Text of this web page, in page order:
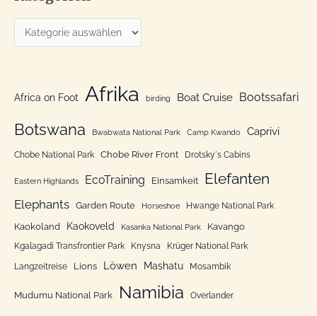
e
c
a
g
o
i
e
n
Africa on Foot Afrika birding Boat Cruise Bootssafari
Botswana Bwabwata National Park Camp Kwando Caprivi
Chobe National Park Chobe River Front Drotsky´s Cabins
Eastern Highlands EcoTraining Einsamkeit Elefanten
Elephants Garden Route Horseshoe Hwange National Park
Kaokoland Kaokoveld Kasanka National Park Kavango
Kgalagadi Transfrontier Park Knysna Krüger National Park
Langzeitreise Lions Löwen Mashatu Mosambik
Mudumu National Park Namibia Overlander